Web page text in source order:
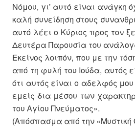
Νόμου, γι’ αυτό είναι ανάγκη
καλή συνείδηση στους
αυτό λέει ο Κύριος προς τον
Δευτέρα Παρουσία του
Εκείνος λοιπόν, που με την
από τη φυλή του Ιούδα, αυτός
ότι αυτός είναι ο αδελφός
εμείς δια μέσου των
του Αγίου Πνεύματος».
(Απόσπασμα από την «Μυστική